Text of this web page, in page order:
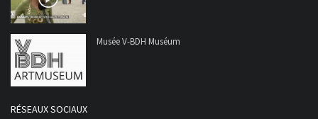
Musée V-BDH Muséum
RÉSEAUX SOCIAUX